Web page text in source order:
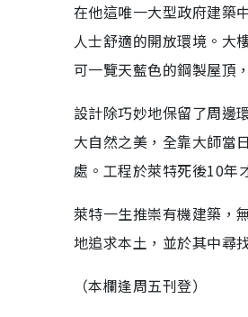
在他這唯一大型政府建築
人士舒適的開放環境。大
可一覽天藍色的鋼製屋頂
設計除巧妙地保留了周邊
大自然之美，全靠大師當
處。工程於萊特死後10年
萊特一生推崇有機建築，
地追求本土，並於其中尋
（本欄逢周五刊登）